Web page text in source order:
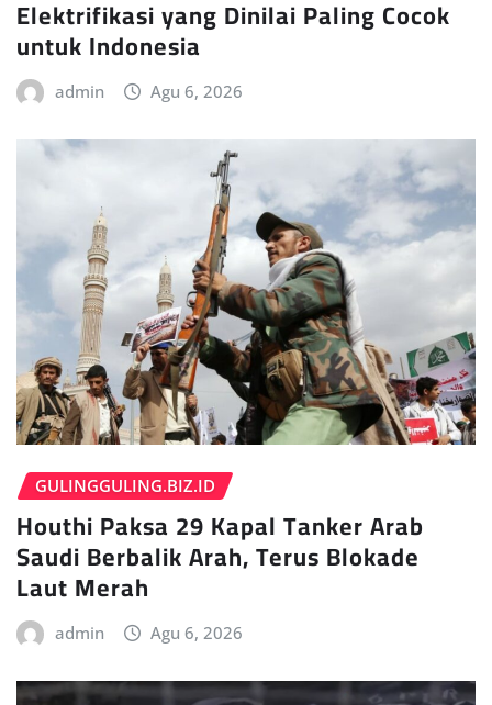
Elektrifikasi yang Dinilai Paling Cocok
untuk Indonesia
admin Agu 6, 2026
GULINGGULING.BIZ.ID
Houthi Paksa 29 Kapal Tanker Arab
Saudi Berbalik Arah, Terus Blokade
Laut Merah
admin Agu 6, 2026